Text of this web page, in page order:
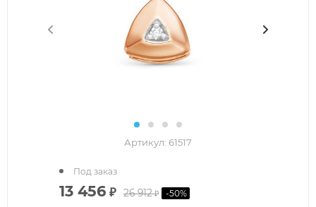
Артикул: 61517
13 456 ₽ 26 912₽ -50%
Под заказ